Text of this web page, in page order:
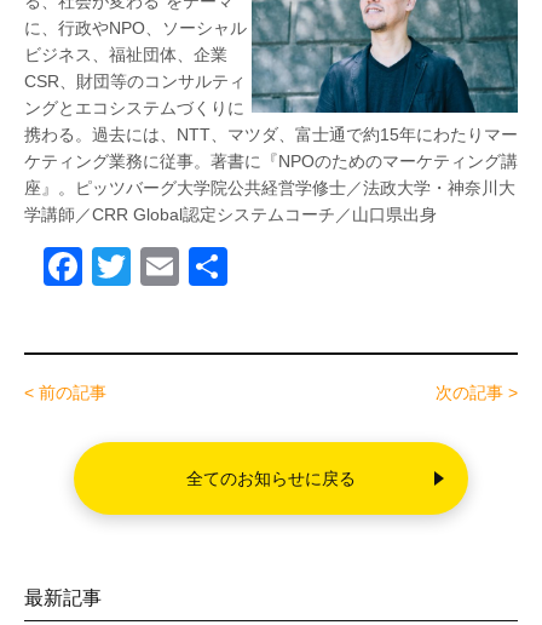
に、行政やNPO、ソーシャ ル
ビジネス、福祉団体、企業
CSR、財団等のコンサルテ ィ
ングとエコシステムづくりに
携わる。過去には、NTT 、マツダ、富士通で約15年にわたりマー
ケティング業務に従事。著書に『NPOのためのマーケティング講
座』。
ピッツバーグ大学院公共経営学修士／法政大学・神奈川大
学講師／CRR Global認定システムコーチ／山口県出身
F
c
e
o
o
T
tt
E
ail
< 前の記事 次の記事 >
全てのお知らせに戻る
最新記事